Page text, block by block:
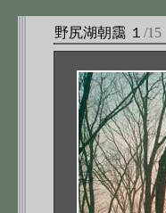
野尻湖朝靄 １ /15